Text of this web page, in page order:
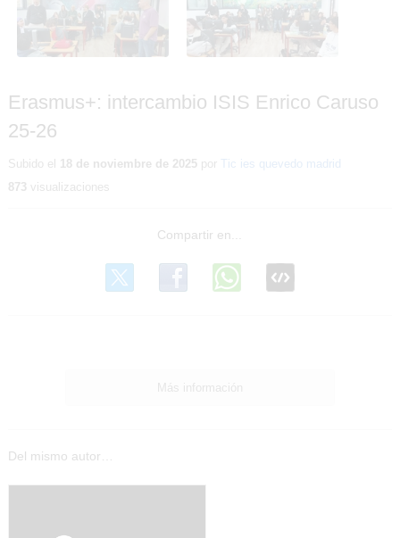
ISIS Enrico Caruso 25-26
ISIS Enrico Caruso 25-26
Erasmus+: intercambio ISIS Enrico Caruso
25-26
Subido el 18 de noviembre de 2025 por Tic ies quevedo madrid
873 visualizaciones
Más información
Del mismo autor…